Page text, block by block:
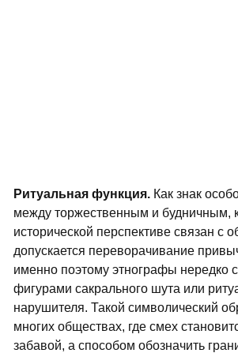
Ритуальная функция. Как знак
между торжественным и будничным,
исторической перспективе связан с
допускается переворачивание
именно поэтому этнографы нередко
фигурами сакрального шута или
нарушителя. Такой символический
многих обществах, где смех
забавой, а способом обозначить